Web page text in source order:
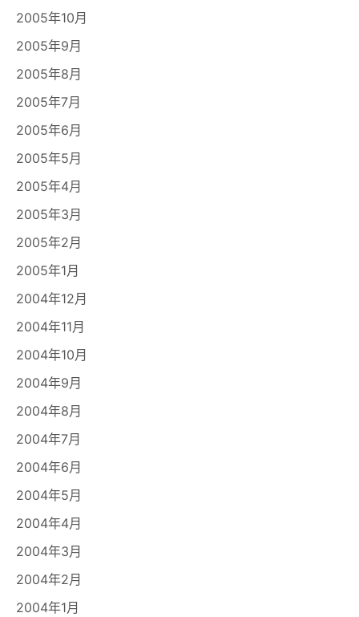
2005年10月
2005年9月
2005年8月
2005年7月
2005年6月
2005年5月
2005年4月
2005年3月
2005年2月
2005年1月
2004年12月
2004年11月
2004年10月
2004年9月
2004年8月
2004年7月
2004年6月
2004年5月
2004年4月
2004年3月
2004年2月
2004年1月